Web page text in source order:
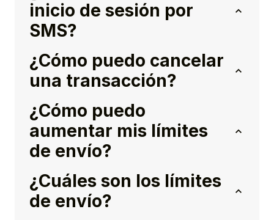
inicio de sesión por
SMS?
¿Cómo puedo cancelar
una transacción?
¿Cómo puedo
aumentar mis límites
de envío?
¿Cuáles son los límites
de envío?